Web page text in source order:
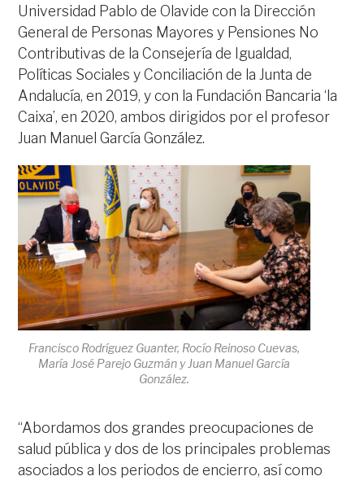
Universidad Pablo de Olavide con la Dirección
General de Personas Mayores y Pensiones No
Contributivas de la Consejería de Igualdad,
Políticas Sociales y Conciliación de la Junta de
Andalucía, en 2019, y con la Fundación Bancaria ‘la
Caixa’, en 2020, ambos dirigidos por el profesor
Juan Manuel García González.
Francisco Rodríguez Guanter, Rocío Reinoso Cuevas,
María José Parejo Guzmán y Juan Manuel García
González.
“Abordamos dos grandes preocupaciones de
salud pública y dos de los principales problemas
asociados a los periodos de encierro, así como